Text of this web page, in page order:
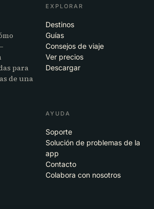
para
de una
EXPLORAR
Destinos
Guías
Consejos de viaje
Ver precios
Descargar
AYUDA
Soporte
Solución de problemas de la
app
Contacto
Colabora con nosotros